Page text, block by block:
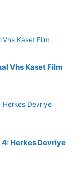
Vhs Kaset Film
Herkes Devriye